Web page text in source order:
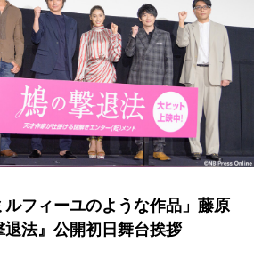
フィーユのような作品」藤原
法』公開初日舞台挨拶